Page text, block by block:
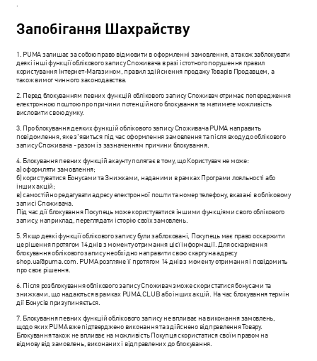
Запобігання Шахрайству
1. PUMA залишає за собою право відмовити в оформленні замовлення, а також заблокувати
деякі інші функції облікового запису Споживача в разі істотного порушення правил
користування Інтернет-Магазином, правил здійснення продажу Товарів Продавцем, а
також вимог чинного законодавства.
2. Перед блокуванням певних функцій облікового запису Споживач отримає попередження
електронною поштою про причини потенційного блокування та матимете можливість
висловити свою думку.
3. Про блокування деяких функцій облікового запису Споживача PUMA направить
повідомлення, яке з'явиться під час оформлення замовлення та після входу до облікового
запису Споживача - разом із зазначенням причини блокування.
4. Блокування певних функцій акаунту полягає в тому, що Користувач не може:
а) оформляти замовлення;
б) користуватися Бонусами та Знижками, наданими в рамках Програми лояльності або
інших акцій;
в) самостійно редагувати адресу електронної пошти та номер телефону, вказані в обліковому
записі Споживача.
Під час дії блокування Покупець може користуватися іншими функціями свого облікового
запису, наприклад, переглядати історію своїх замовлень.
5. Якщо деякі функції облікового запису були заблоковані, Покупець має право оскаржити
це рішення протягом 14 днів з моменту отримання цієї інформації. Для оскарження
блокування облікового запису необхідно направити свою скаргу на адресу
shop.ua@puma.com . PUMA розгляне її протягом 14 днів з моменту отримання і повідомить
про своє рішення.
6. Після розблокування облікового запису Споживач зможе скористатися бонусами та
знижками, що надаються в рамках PUMA.CLUB або інших акцій. На час блокування термін
дії Бонусів призупиняється.
7. Блокування певних функцій облікового запису не впливає на виконання замовлень,
щодо яких PUMA вже підтверджено виконання та здійснено відправлення Товару.
Блокування також не впливає на можливість Покупця скористатися своїм правом на
відмову від замовлень, виконаних і відправлених до блокування.